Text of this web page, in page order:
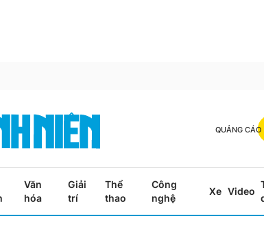
QUẢNG CÁO
Văn
hóa
Giải
trí
Thể
thao
Công
nghệ
Xe Video